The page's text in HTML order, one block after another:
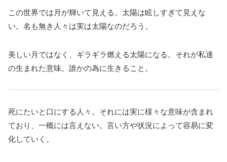
この世界では月が輝いて見える。太陽は眩しすぎて見えな
い。名も無き人々は実は太陽なのだろう。
美しい月ではなく、ギラギラ燃える太陽になる。それが私達
の生まれた意味。誰かの為に生きること。
死にたいと口にする人々。それには実に様々な意味が含まれ
ており、一概には言えない。言い方や状況によって容易に変
化していく。